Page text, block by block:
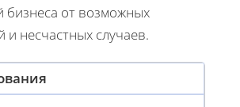
бизнеса от возможных
и несчастных случаев.